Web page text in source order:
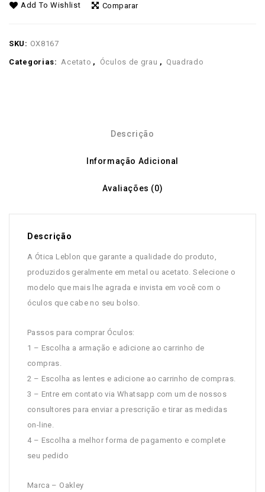
Add To Wishlist Comparar
SKU: OX8167
Categorias: Acetato , Óculos de grau , Quadrado
Descrição
Informação Adicional
Avaliações (0)
Descrição
A Ótica Leblon que garante a qualidade do produto,
produzidos geralmente em metal ou acetato. Selecione o
modelo que mais lhe agrada e invista em você com o
óculos que cabe no seu bolso.
Passos para comprar Óculos:
1 – Escolha a armação e adicione ao carrinho de
compras.
2 – Escolha as lentes e adicione ao carrinho de compras.
3 – Entre em contato via Whatsapp com um de nossos
consultores para enviar a prescrição e tirar as medidas
on-line.
4 – Escolha a melhor forma de pagamento e complete
seu pedido
Marca – Oakley